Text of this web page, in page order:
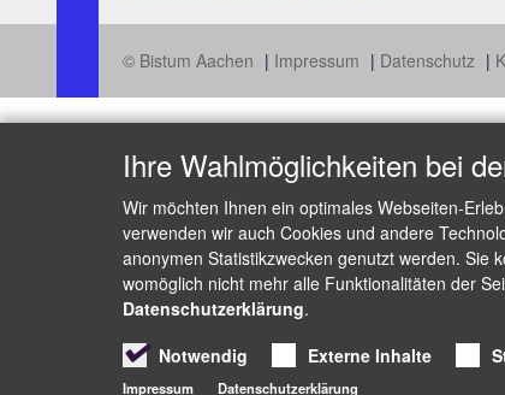
© Bistum Aachen Impressum Datenschutz
Ihre Wahlmöglichkeiten bei
Wir möchten Ihnen ein optimales Webseiten-
verwenden wir auch Cookies und andere
anonymen Statistikzwecken genutzt werden. Sie
womöglich nicht mehr alle Funktionalitäten der
Datenschutzerklärung.
Notwendig
Externe Inhalte
Impressum Datenschutzerklärung